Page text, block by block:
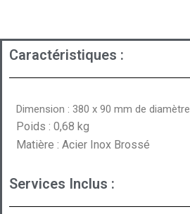
Caractéristiques :
Dimension : 380 x 90 mm de diamètre
Poids : 0,68 kg
Matière : Acier Inox Brossé
Services Inclus :